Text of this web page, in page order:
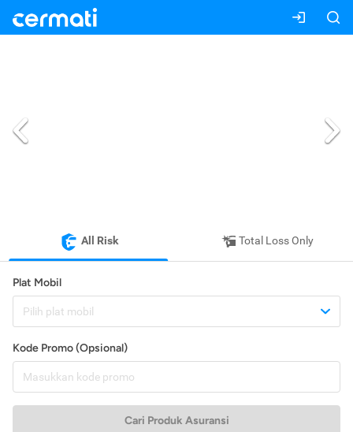
All Risk Total Loss Only
Plat Mobil
Pilih plat mobil
Kode Promo (Opsional)
Cari Produk Asuransi